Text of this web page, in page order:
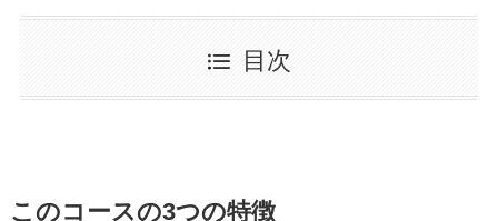
目次
このコースの3つの特徴